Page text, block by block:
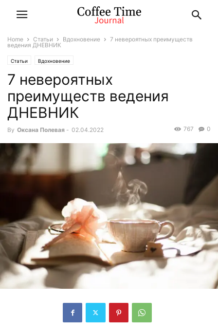
Home Статьи Вдохновение
7 невероятных преимуществ
ведения ДНЕВНИК
Статьи Вдохновение
7 невероятных
преимуществ ведения
ДНЕВНИК
By Оксана Полевая - 02.04.2022 0
767